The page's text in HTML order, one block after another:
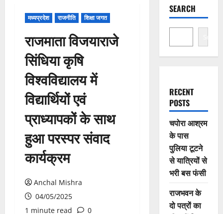
मध्यप्रदेश राजनीति शिक्षा जगत
राजमाता विजयाराजे
सिंधिया कृषि
विश्वविद्यालय में
विद्यार्थियों एवं
प्राध्यापकों के साथ
हुआ परस्पर संवाद
कार्यक्रम
Anchal Mishra
04/05/2025
1 minute read
0
SEARCH
Search
RECENT
POSTS
चपोरा आश्रम
के पास
पुलिया टूटने
से यात्रियों से
भरी बस फंसी
राजभवन के
दो पत्रों का